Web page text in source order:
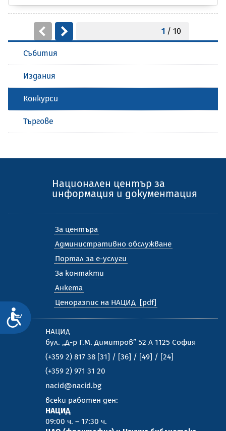
Достъпност
1 / 10
Събития
Издания
Конкурси
Търгове
Национален център за
информация и документация
За центъра
Административно обслужване
Портал за е-услуги
За контакти
Анкета
Ценоразпис на НАЦИД
НАЦИД
бул. „Д-р Г.М. Димитров” 52 А 1125 София
(+359 2) 817 38 [31] / [36] / [49] / [24]
(+359 2) 971 31 20
nacid@nacid.bg
всеки работен ден:
НАЦИД
09:00 ч. – 17:30 ч.